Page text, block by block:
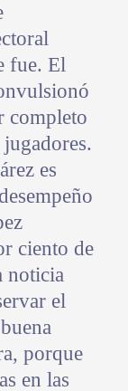
fue. El
completo
es
ciento de
noticia
el
porque
en las